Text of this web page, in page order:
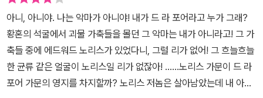
있다가 일시에, 순간적으로 확 달려들 것 같은, 결코 그런 일은 벌어지
지 않을 것임은 확신하지만 그럼에도 어쩔 수 없이 느껴야 했던 모종
의 공포감, 혹은 두려움. 이 정도면 이해하시겠지. 그리하여 이 책을
읽는 것은 한 여름 밤을 위한 최고의 선택일 수 있다. 하워드 필립스
러브크래프트의 작품 속에 등장하는 공포는 첫째가 지하, 두 번째가
죽음, 세 번째가 지구 외의 행성에서 오는 불길한 실제 형상에 관한 이
아니, 아니야. 나는 악마가 아니야! 내가 드 라 포어라고 누가 그래?
황혼의 석굴에서 괴물 가축들을 몰던 그 악마는 내가 아니라고! 그 가
축들 중에 에드워드 노리스가 있었다니, 그럴 리가 없어! 그 흐늘흐늘
한 균류 같은 얼굴이 노리스일 리가 없잖아! ......노리스 가문이 드 라
포어 가문의 영지를 차지할까? 노리스 저놈은 살아남았는데 내 아들